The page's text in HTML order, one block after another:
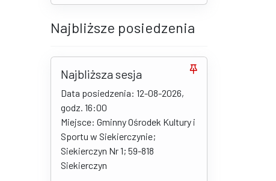
Najbliższe posiedzenia
Najbliższa sesja
Data posiedzenia: 12-08-2026,
godz. 16:00
Miejsce: Gminny Ośrodek Kultury i
Sportu w Siekierczynie;
Siekierczyn Nr 1; 59-818
Siekierczyn